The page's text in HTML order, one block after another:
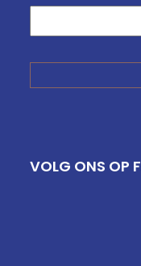
VOLG ONS OP